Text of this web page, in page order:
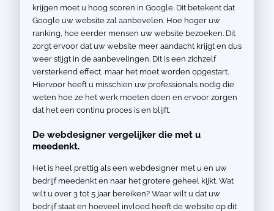
krijgen moet u hoog scoren in Google. Dit betekent dat
Google uw website zal aanbevelen. Hoe hoger uw
ranking, hoe eerder mensen uw website bezoeken. Dit
zorgt ervoor dat uw website meer aandacht krijgt en dus
weer stijgt in de aanbevelingen. Dit is een zichzelf
versterkend effect, maar het moet worden opgestart.
Hiervoor heeft u misschien uw professionals nodig die
weten hoe ze het werk moeten doen en ervoor zorgen
dat het een continu proces is en blijft.
De webdesigner vergelijker die met u
meedenkt.
Het is heel prettig als een webdesigner met u en uw
bedrijf meedenkt en naar het grotere geheel kijkt. Wat
wilt u over 3 tot 5 jaar bereiken? Waar wilt u dat uw
bedrijf staat en hoeveel invloed heeft de website op dit